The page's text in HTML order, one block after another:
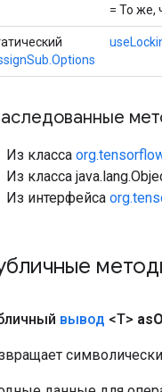
= То же,
Из класса
Из класса
Из интерфейса
вывод <T> as